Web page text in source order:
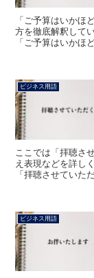
「ご予算はいかほ
方を徹底解釈して
「ご予算はいかほ
ビジネス用語
ここでは「拝聴さ
え表現などを詳し
「拝聴させていた
ビジネス用語